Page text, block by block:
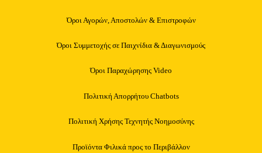
Όροι Αγορών, Αποστολών & Επιστροφών
Όροι Συμμετοχής σε Παιχνίδια & Διαγωνισμούς
Όροι Παραχώρησης Video
Πολιτική Απορρήτου Chatbots
Πολιτική Χρήσης Τεχνητής Νοημοσύνης
Προϊόντα Φιλικά προς το Περιβάλλον